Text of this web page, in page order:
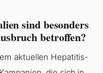
sind besonders
betroffen?
aktuellen Hepatitis-